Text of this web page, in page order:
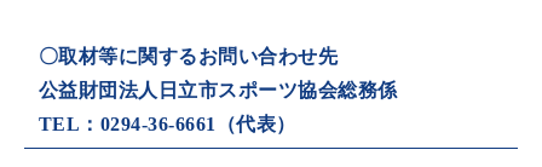
〇取材等に関するお問い合わせ先
公益財団法人日立市スポーツ協会総務係
TEL：0294-36-6661（代表）